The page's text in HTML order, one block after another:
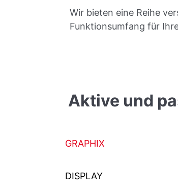
Wir bieten eine Reihe
Funktionsumfang für
Aktive und
GRAPHIX
DISPLAY